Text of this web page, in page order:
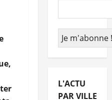
L'ACTU
PAR VILLE